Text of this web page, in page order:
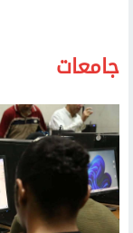
جامعات